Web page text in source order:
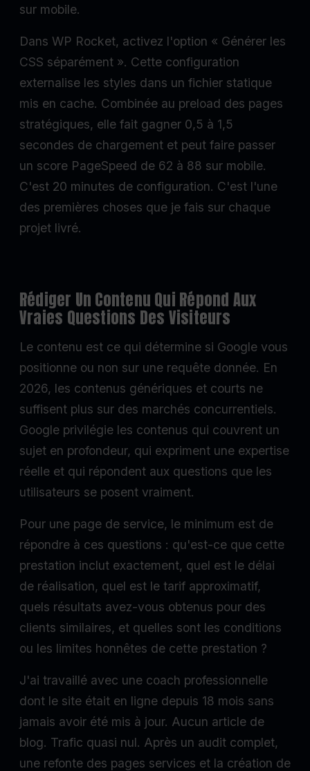
sur mobile.
Dans WP Rocket, activez l'option « Générer les
CSS séparément ». Cette configuration
externalise les styles dans un fichier statique
mis en cache. Combinée au preload des pages
stratégiques, elle fait gagner 0,5 à 1,5
secondes de chargement et peut faire passer
un score PageSpeed de 62 à 88 sur mobile.
C'est 20 minutes de configuration. C'est l'une
des premières choses que je fais sur chaque
projet livré.
Rédiger Un Contenu Qui Répond Aux
Vraies Questions Des Visiteurs
Le contenu est ce qui détermine si Google vous
positionne ou non sur une requête donnée. En
2026, les contenus génériques et courts ne
suffisent plus sur des marchés concurrentiels.
Google privilégie les contenus qui couvrent un
sujet en profondeur, qui expriment une expertise
réelle et qui répondent aux questions que les
utilisateurs se posent vraiment.
Pour une page de service, le minimum est de
répondre à ces questions : qu'est-ce que cette
prestation inclut exactement, quel est le délai
de réalisation, quel est le tarif approximatif,
quels résultats avez-vous obtenus pour des
clients similaires, et quelles sont les conditions
ou les limites honnêtes de cette prestation ?
J'ai travaillé avec une coach professionnelle
dont le site était en ligne depuis 18 mois sans
jamais avoir été mis à jour. Aucun article de
blog. Trafic quasi nul. Après un audit complet,
une refonte des pages services et la création de